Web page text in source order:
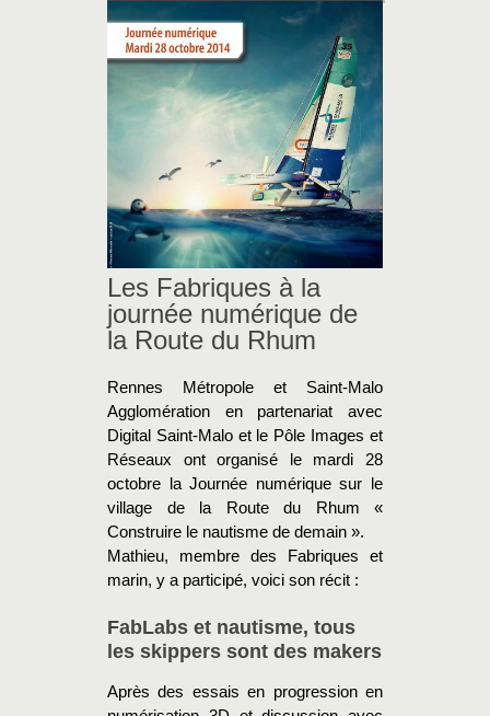
Les Fabriques à la
journée numérique de
la Route du Rhum
Rennes Métropole et Saint-Malo
Agglomération en partenariat avec
Digital Saint-Malo et le Pôle Images et
Réseaux ont organisé le mardi 28
octobre la Journée numérique sur le
village de la Route du Rhum «
Construire le nautisme de demain ».
Mathieu, membre des Fabriques et
marin, y a participé, voici son récit :
FabLabs et nautisme, tous
les skippers sont des makers
Après des essais en progression en